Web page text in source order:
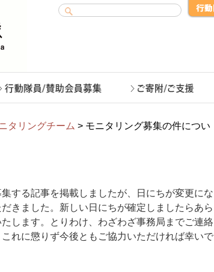
タリングチーム > モニタリング募集の件につい
する記事を掲載しましたが、日にちが変更にな
きました。新しい日にちが確定しましたらあら
します。とりわけ、わざわざ事務局までご連絡
れに懲りず今後ともご協力いただければ幸いで